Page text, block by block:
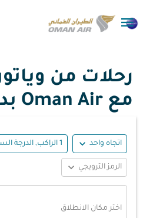

رحلات من
مع Oman Air بدءًا
اتجاه واحد expand_more 1 الراكب, الدرجة السياحية
الرمز الترويجي expand_more
اختر مكان الانطلاق